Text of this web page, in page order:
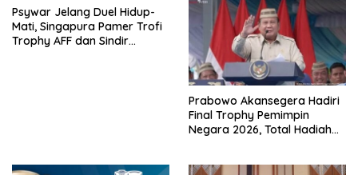
Psywar Jelang Duel Hidup-
Mati, Singapura Pamer Trofi
Trophy AFF dan Sindir
Prabowo Akansegera Hadiri
Final Trophy Pemimpin
Negara 2026, Total Hadiah